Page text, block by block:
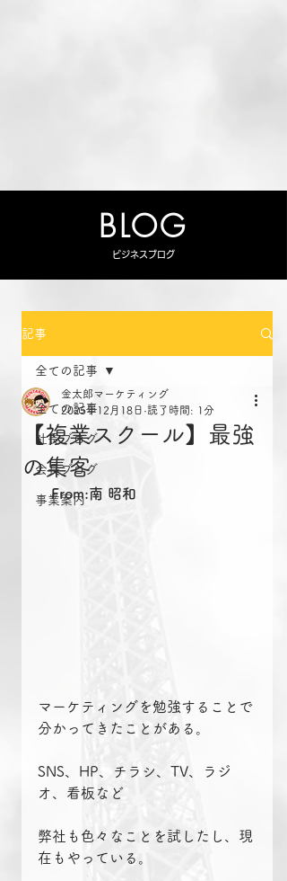
BLOG
ビジネスブログ
記事
全ての記事
社長ブログ
会長ブログ
事業案内
全ての記事
【複業スクール】最強
の集客
金太郎マーケティング
2025年12月18日 読了時間: 1分
From:南 昭和
マーケティングを勉強することで
分かってきたことがある。
SNS、HP、チラシ、TV、ラジ
オ、看板など
弊社も色々なことを試したし、現
在もやっている。